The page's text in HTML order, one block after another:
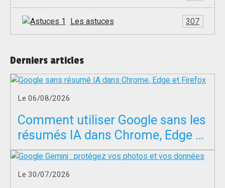
Les astuces 307
Derniers articles
Le 06/08/2026
Comment utiliser Google sans les
résumés IA dans Chrome, Edge et
Firefox ?
Le 30/07/2026